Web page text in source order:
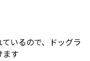
いるので、ドッグラ
ます